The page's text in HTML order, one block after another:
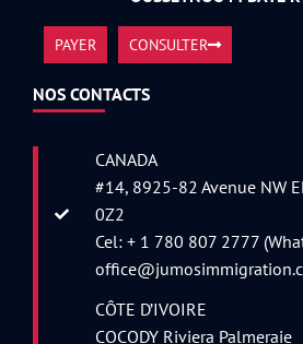
PAYER CONSULTER
NOS CONTACTS
CANADA
#14, 8925-82 Avenue NW
0Z2
Cel: + 1 780 807 2777
CÔTE D’IVOIRE
COCODY Riviera Palmeraie